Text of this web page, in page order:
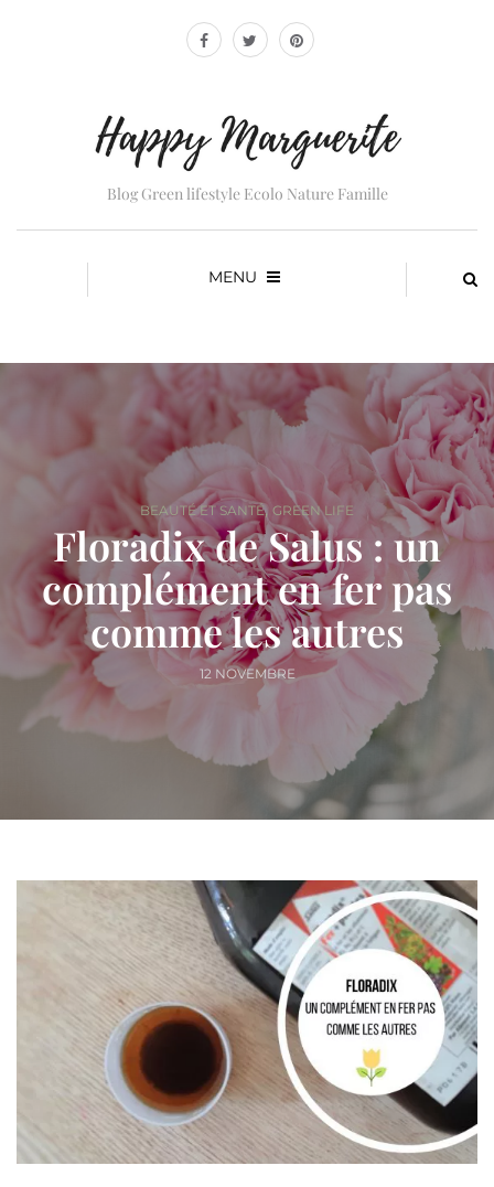
Blog Green lifestyle Ecolo Nature Famille
MENU
BEAUTÉ ET SANTÉ, GREEN LIFE
Floradix de Salus : un
complément en fer pas
comme les autres
12 NOVEMBRE